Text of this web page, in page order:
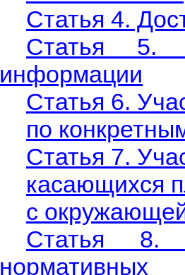
Статья 4.
Статья 5.
информации
Статья 6.
по
Статья 7.
касающихся
с
Статья 8.
нормативных